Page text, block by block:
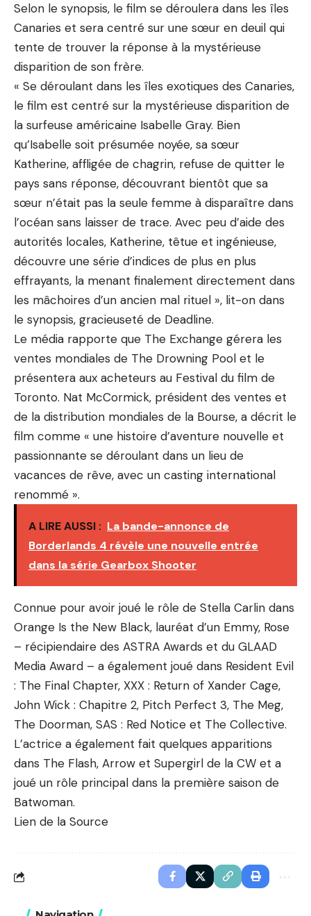
Selon le synopsis, le film se déroulera dans les îles
Canaries et sera centré sur une sœur en deuil qui
tente de trouver la réponse à la mystérieuse
disparition de son frère.
« Se déroulant dans les îles exotiques des Canaries,
le film est centré sur la mystérieuse disparition de
la surfeuse américaine Isabelle Gray. Bien
qu’Isabelle soit présumée noyée, sa sœur
Katherine, affligée de chagrin, refuse de quitter le
pays sans réponse, découvrant bientôt que sa
sœur n’était pas la seule femme à disparaître dans
l’océan sans laisser de trace. Avec peu d’aide des
autorités locales, Katherine, têtue et ingénieuse,
découvre une série d’indices de plus en plus
effrayants, la menant finalement directement dans
les mâchoires d’un ancien mal rituel », lit-on dans
le synopsis, gracieuseté de Deadline.
Le média rapporte que The Exchange gérera les
ventes mondiales de The Drowning Pool et le
présentera aux acheteurs au Festival du film de
Toronto. Nat McCormick, président des ventes et
de la distribution mondiales de la Bourse, a décrit le
film comme « une histoire d’aventure nouvelle et
passionnante se déroulant dans un lieu de
vacances de rêve, avec un casting international
renommé ».
A LIRE AUSSI : La bande-annonce de
Borderlands 4 révèle une nouvelle entrée
dans la série Gearbox Shooter
Connue pour avoir joué le rôle de Stella Carlin dans
Orange Is the New Black, lauréat d’un Emmy, Rose
– récipiendaire des ASTRA Awards et du GLAAD
Media Award – a également joué dans Resident Evil
: The Final Chapter, XXX : Return of Xander Cage,
John Wick : Chapitre 2, Pitch Perfect 3, The Meg,
The Doorman, SAS : Red Notice et The Collective.
L’actrice a également fait quelques apparitions
dans The Flash, Arrow et Supergirl de la CW et a
joué un rôle principal dans la première saison de
Batwoman.
Lien de la Source